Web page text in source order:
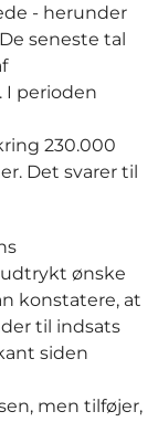
- herunder
seneste tal
I perioden
230.000
Det svarer til
ønske
konstatere, at
til indsats
siden
men tilføjer,